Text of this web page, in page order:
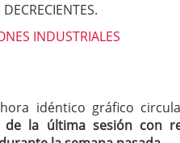
idéntico gráfico
de la última sesión con